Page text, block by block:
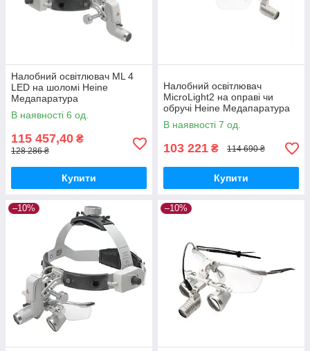
Налобний освітлювач ML 4
LED на шоломі Heine
Медапаратура
В наявності 6 од.
115 457,40 ₴
128 286 ₴
Купити
Налобний освітлювач
MicroLight2 на оправі чи
обручі Heine Медапаратура
В наявності 7 од.
103 221 ₴ 114 690 ₴
Купити
–10% –10%